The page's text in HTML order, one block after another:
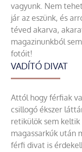
vagyunk. Nem
jár az eszünk, és
téved akarva,
magazinunkból
fotóit!
VADÍTÓ DIVAT
Attól hogy férfiak
csillogó ékszer
retikülök sem
magassarkúk után
férfi divat is